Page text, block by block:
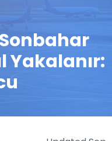
Yakalanır: